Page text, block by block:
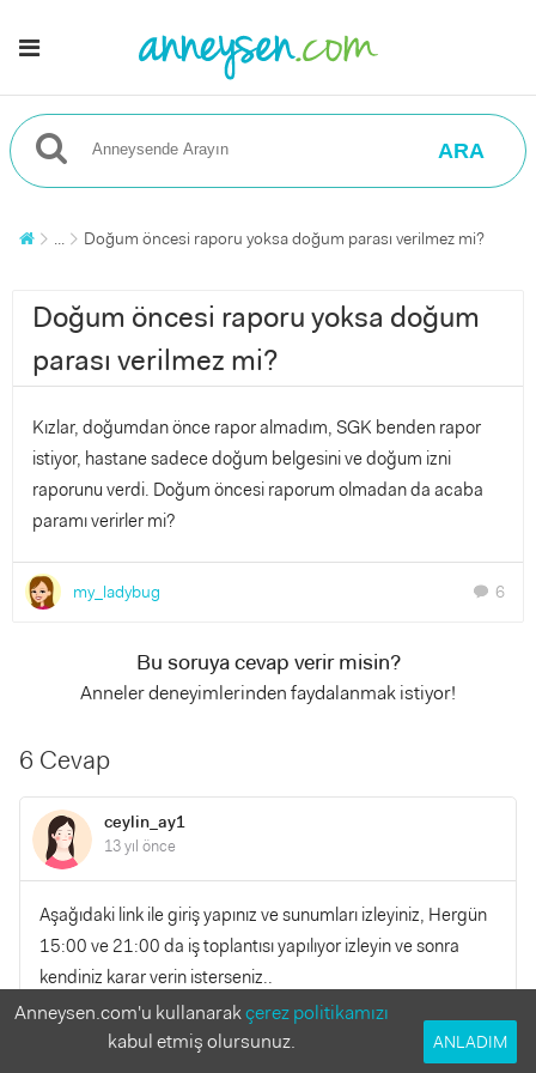
ARA
... Doğum öncesi raporu yoksa doğum parası verilmez mi?
Doğum öncesi raporu yoksa doğum
parası verilmez mi?
Kızlar, doğumdan önce rapor almadım, SGK benden rapor
istiyor, hastane sadece doğum belgesini ve doğum izni
raporunu verdi. Doğum öncesi raporum olmadan da acaba
paramı verirler mi?
my_ladybug chat 6
Bu soruya cevap verir misin?
Anneler deneyimlerinden faydalanmak istiyor!
6 Cevap
ceylin_ay1
13 yıl önce
Aşağıdaki link ile giriş yapınız ve sunumları izleyiniz, Hergün
15:00 ve 21:00 da iş toplantısı yapılıyor izleyin ve sonra
kendiniz karar verin isterseniz..
http://www.turkeytf.net?a_aid=50d1f5fa89ca5 veya
Anneysen.com'u kullanarakçerez politikamızı
kabul etmiş olursunuz.
ANLADIM